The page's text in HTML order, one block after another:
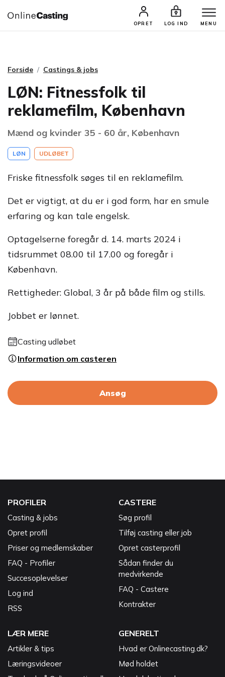
OPRET LOG IND MENU
CASTINGS & JOBS SØG PROFIL
Forside Castings & jobs
LØN: Fitnessfolk til
reklamefilm, København
Mænd og kvinder 35 - 60 år, København
LØN UDLØBET
Friske fitnessfolk søges til en reklamefilm.
Det er vigtigt, at du er i god form, har en smule
erfaring og kan tale engelsk.
Optagelserne foregår d. 14. marts 2024 i
tidsrummet 08.00 til 17.00 og foregår i
København.
Rettigheder: Global, 3 år på både film og stills.
Jobbet er lønnet.
Casting udløbet
Information om casteren
Ansøg
PROFILER
Casting & jobs
Opret profil
Priser og medlemskaber
FAQ - Profiler
Succesoplevelser
Log ind
RSS
CASTERE
Søg profil
Tilføj casting eller job
Opret casterprofil
Sådan finder du
medvirkende
FAQ - Castere
Kontrakter
LÆR MERE
Artikler & tips
Læringsvideoer
GENERELT
Hvad er Onlinecasting.dk?
Mød holdet